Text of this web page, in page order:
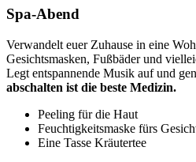
Spa-Abend
Verwandelt euer Zuhause in eine
Gesichtsmasken, Fußbäder und
Legt entspannende Musik auf und
abschalten ist die beste Medizin.
Peeling für die Haut
Feuchtigkeitsmaske fürs
Eine Tasse Kräutertee